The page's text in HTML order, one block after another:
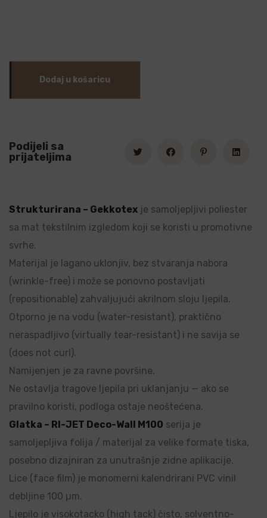
Dodaj u košaricu
Podijeli sa
prijateljima
Strukturirana – Gekkotex je samoljepljivi poliester
sa mat tekstilnim izgledom koji se koristi u promotivne
svrhe.
Materijal je lagano uklonjiv, bez stvaranja nabora
(wrinkle-free) i može se ponovno postavljati
(repositionable) zahvaljujući akrilnom sloju ljepila.
Otporno je na vodu (water-resistant), praktično
neraspadljivo (virtually tear-resistant) i ne savija se
(does not curl).
Namijenjen je za ravne površine.
Ne ostavlja tragove ljepila pri uklanjanju — ako se
pravilno koristi, podloga ostaje neoštećena.
Glatka – RI-JET Deco-Wall M100 serija je
samoljepljiva folija / materijal za velike formate tiska,
posebno dizajniran za unutrašnje zidne aplikacije.
Lice (face film) je monomerni kalendrirani PVC vinil
debljine 100 µm.
Ljepilo je visokotacko (high tack) čisto, solventno-